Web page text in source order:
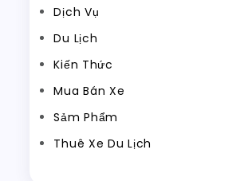
Dịch Vụ
Du Lịch
Kiến Thức
Mua Bán Xe
Sảm Phẩm
Thuê Xe Du Lịch